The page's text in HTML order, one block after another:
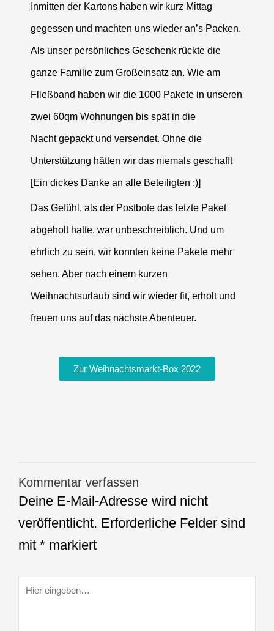
Inmitten der Kartons haben wir kurz Mittag
gegessen und machten uns wieder an’s Packen.
Als unser persönliches Geschenk rückte die
ganze Familie zum Großeinsatz an. Wie am
Fließband haben wir die 1000 Pakete in unseren
zwei 60qm Wohnungen bis spät in die
Nachtgepackt und versendet. Ohne die
Unterstützung hätten wir das niemals geschafft
[Ein dickes Danke an alle Beteiligten :)]
Das Gefühl, als der Postbote das letzte Paket
abgeholt hatte, war unbeschreiblich. Und um
ehrlich zu sein, wir konnten keine Pakete mehr
sehen. Aber nach einem kurzen
Weihnachtsurlaub sind wir wieder fit, erholt und
freuen uns auf das nächste Abenteuer.
Zur Weihnachtsmarkt-Box 2022
Kommentar verfassen
Deine E-Mail-Adresse wird nicht
veröffentlicht. Erforderliche Felder sind
mit * markiert
Hier